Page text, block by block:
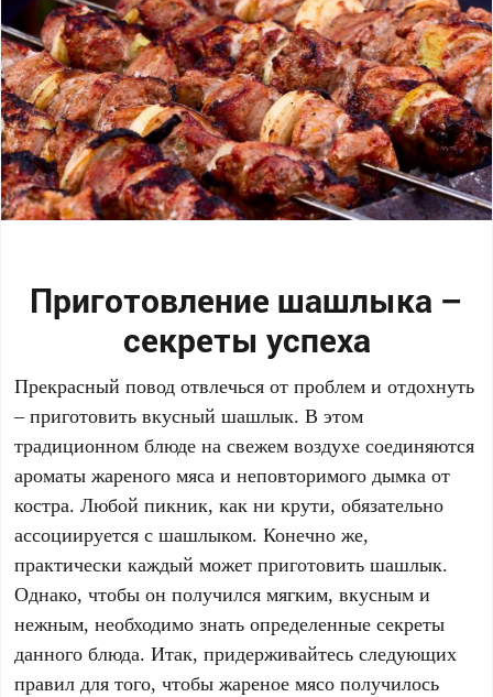
Приготовление шашлыка –
секреты успеха
Прекрасный повод отвлечься от проблем и отдохнуть
– приготовить вкусный шашлык. В этом
традиционном блюде на свежем воздухе соединяются
ароматы жареного мяса и неповторимого дымка от
костра. Любой пикник, как ни крути, обязательно
ассоциируется с шашлыком. Конечно же,
практически каждый может приготовить шашлык.
Однако, чтобы он получился мягким, вкусным и
нежным, необходимо знать определенные секреты
данного блюда. Итак, придерживайтесь следующих
правил для того, чтобы жареное мясо получилось